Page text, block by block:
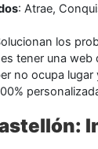
: Atrae,
los
tener una
no ocupa